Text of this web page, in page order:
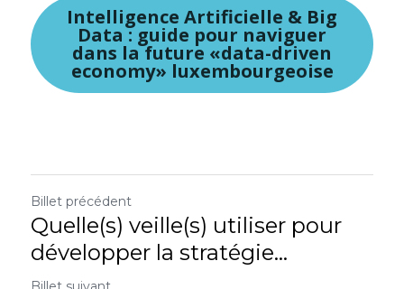
Intelligence Artificielle & Big
Data : guide pour naviguer
dans la future «data-driven
economy» luxembourgeoise
Billet précédent
Quelle(s) veille(s) utiliser pour
développer la stratégie...